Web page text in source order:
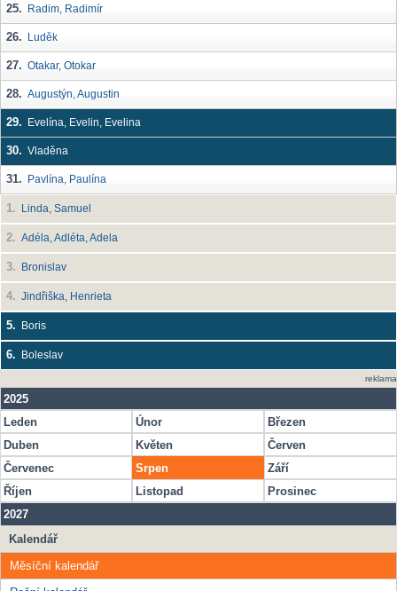
25. Radim, Radimír
26. Luděk
27. Otakar, Otokar
28. Augustýn, Augustin
29. Evelína, Evelin, Evelina
30. Vladěna
31. Pavlína, Paulína
1. Linda, Samuel
2. Adéla, Adléta, Adela
3. Bronislav
4. Jindřiška, Henrieta
5. Boris
6. Boleslav
reklama
2025
Leden
Únor
Březen
Duben
Květen
Červen
Červenec
Srpen
Září
Říjen
Listopad
Prosinec
2027
Kalendář
Měsíční kalendář